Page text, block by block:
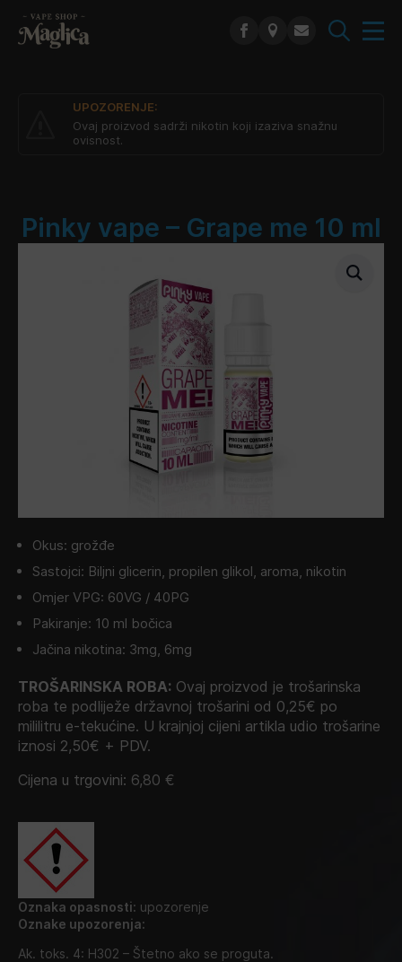
UPOZORENJE:
Ovaj proizvod sadrži nikotin koji izaziva snažnu
ovisnost.
Pinky vape – Grape me 10 ml
Okus: grožđe
Sastojci: Biljni glicerin, propilen glikol, aroma, nikotin
Omjer VPG: 60VG / 40PG
Pakiranje: 10 ml bočica
Jačina nikotina: 3mg, 6mg
TROŠARINSKA ROBA: Ovaj proizvod je trošarinska
roba te podliježe državnoj trošarini od 0,25€ po
mililitru e-tekućine. U krajnjoj cijeni artikla udio trošarine
iznosi 2,50€ + PDV.
Cijena u trgovini: 6,80 €
Oznaka opasnosti: upozorenje
Oznake upozorenja:
Ak. toks. 4: H302 – Štetno ako se proguta.